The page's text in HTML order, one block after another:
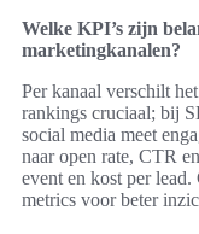
Welke KPI’s zijn
marketingkanalen?
Per kanaal verschilt
rankings cruciaal; bij
social media meet
naar open rate, CTR
event en kost per
metrics voor beter